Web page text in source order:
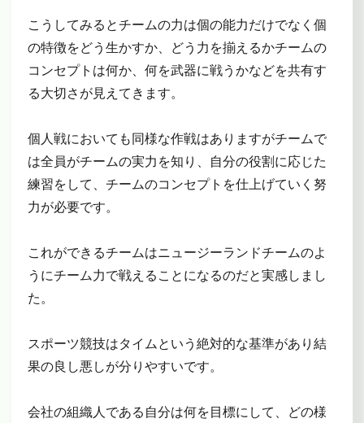
こうしてみるとチームの力は個の能力だけでなく個
の特徴をどう生かすか、どう力を揃えるかチームの
コンセプトは何か、何を武器に戦うかなどを共有す
る大切さが見えてきます。
個人戦においても同様な作戦はありますがチームで
は全員がチームの実力を知り、自分の役割に応じた
練習をして、チームのコンセプトを仕上げていく努
力が必要です。
これができるチームはニュージーランドチームのよ
うにチーム力で戦えることになるのだと実感しまし
た。
スポーツ競技はタイムという絶対的な基準があり結
果の良し悪しが分りやすいです。
会社の組織人である自分は何を目標にして、どの様